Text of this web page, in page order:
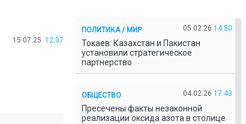
15.07.25 12:07
ПОЛИТИКА / МИР 05.02.26 14:50
Токаев: Казахстан и Пакистан
установили стратегическое
партнерство
ОБЩЕСТВО 04.02.26 17:43
Пресечены факты незаконной
реализации оксида азота в столице